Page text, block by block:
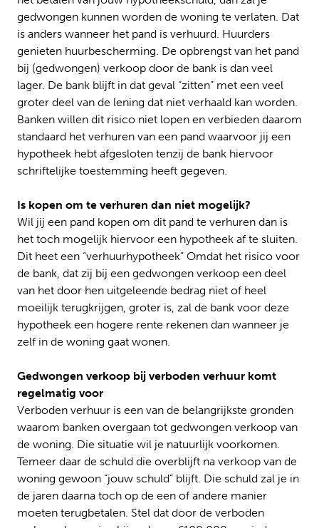
gedwongen kunnen worden de woning te verlaten. Dat
is anders wanneer het pand is verhuurd. Huurders
genieten huurbescherming. De opbrengst van het pand
bij (gedwongen) verkoop door de bank is dan veel
lager. De bank blijft in dat geval “zitten” met een veel
groter deel van de lening dat niet verhaald kan worden.
Banken willen dit risico niet lopen en verbieden daarom
standaard het verhuren van een pand waarvoor jij een
hypotheek hebt afgesloten tenzij de bank hiervoor
schriftelijke toestemming heeft gegeven.
Is kopen om te verhuren dan niet mogelijk?
Wil jij een pand kopen om dit pand te verhuren dan is
het toch mogelijk hiervoor een hypotheek af te sluiten.
Dit heet een “verhuurhypotheek” Omdat het risico voor
de bank, dat zij bij een gedwongen verkoop een deel
van het door hen uitgeleende bedrag niet of heel
moeilijk terugkrijgen, groter is, zal de bank voor deze
hypotheek een hogere rente rekenen dan wanneer je
zelf in de woning gaat wonen.
Gedwongen verkoop bij verboden verhuur komt
regelmatig voor
Verboden verhuur is een van de belangrijkste gronden
waarom banken overgaan tot gedwongen verkoop van
de woning. Die situatie wil je natuurlijk voorkomen.
Temeer daar de schuld die overblijft na verkoop van de
woning gewoon “jouw schuld” blijft. Die schuld zal je in
de jaren daarna toch op de een of andere manier
moeten terugbetalen. Stel dat door de verboden